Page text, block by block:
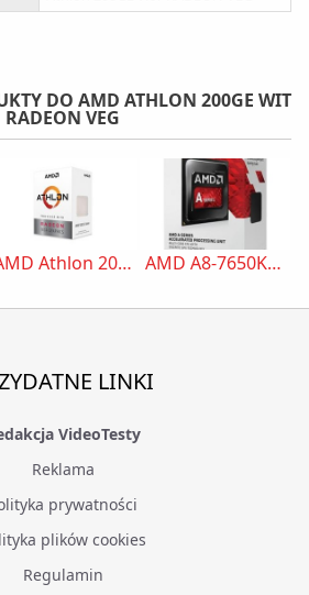
DO AMD ATHLON 200GE WIT
RADEON VEG
AMD Athlon 200GE WIT RADEON VEG AMD A8-7650K 3.7GHz BOX
LINKI
VideoTesty
Reklama
prywatności
plików cookies
Regulamin